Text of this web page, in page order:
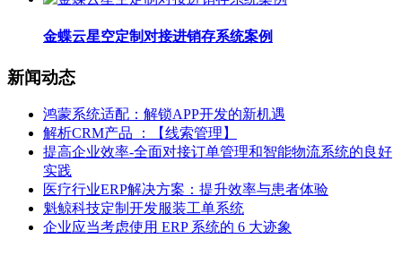
金蝶云星空定制对接进销存系统案例
新闻动态
鸿蒙系统适配：解锁APP开发的新机遇
解析CRM产品 ：【线索管理】
提高企业效率-全面对接订单管理和智能物流系统的良好
实践
医疗行业ERP解决方案：提升效率与患者体验
魁鲸科技定制开发服装工单系统
企业应当考虑使用 ERP 系统的 6 大迹象